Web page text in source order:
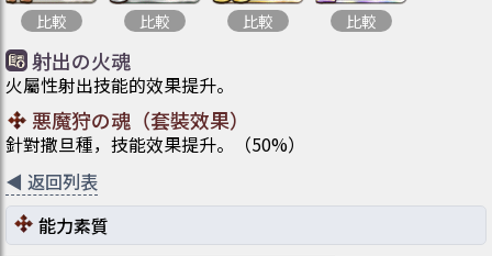
比較 比較 比較 比較
射出の火魂
火屬性射出技能的效果提升。
悪魔狩の魂 （套裝效果）
針對撒旦種，技能效果提升。 （50%）
◀ 返回列表
能力素質